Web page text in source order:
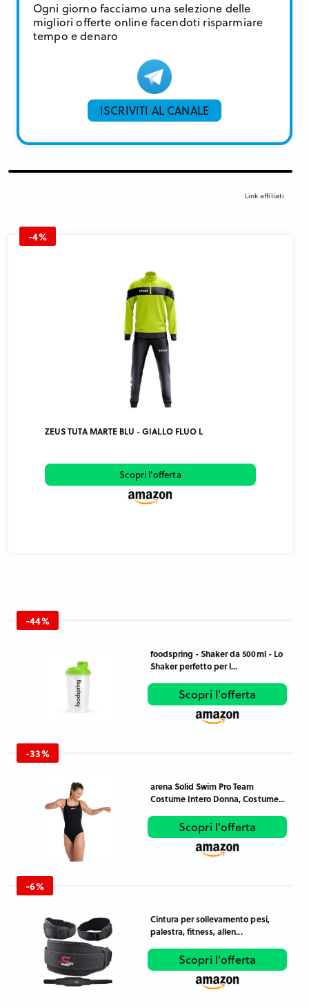
Ogni giorno facciamo una selezione delle
migliori offerte online facendoti risparmiare
tempo e denaro
ISCRIVITI AL CANALE
Link affiliati
-4%
ZEUS TUTA MARTE BLU - GIALLO FLUO L
Scopri l'offerta
-44%
foodspring - Shaker da 500ml - Lo
Shaker perfetto per l...
Scopri l'offerta
-33%
arena Solid Swim Pro Team
Costume Intero Donna, Costume...
Scopri l'offerta
-6%
Cintura per sollevamento pesi,
palestra, fitness, allen...
Scopri l'offerta